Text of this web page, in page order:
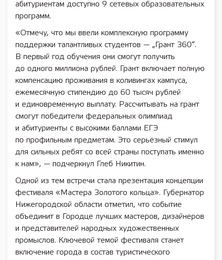
абитуриентам доступно 9 сетевых образовательных
программ.
«Отмечу, что мы ввели комплексную программу
поддержки талантливых студентов — „Грант 360“.
В первый год обучения они смогут получить
до одного миллиона рублей. Грант включает полную
компенсацию проживания в коливингах кампуса,
ежемесячную стипендию до 60 тысяч рублей
и единовременную выплату. Рассчитывать на грант
смогут победители федеральных олимпиад
и абитуриенты с высокими баллами ЕГЭ
по профильным предметам. Это серьёзный стимул
для сильных ребят со всей страны поступать именно
к нам», — подчеркнул Глеб Никитин.
Одной из тем встречи стала презентация концепции
фестиваля «Мастера Золотого кольца». Губернатор
Нижегородской области отметил, что событие
объединит в Городце лучших мастеров, дизайнеров
и представителей народных художественных
промыслов. Ключевой темой фестиваля станет
включение города в состав туристического